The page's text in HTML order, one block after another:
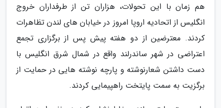
هم زمان با این تحولات، هزاران تن از طرفداران خروج
انگلیس از اتحادیه اروپا امروز در خیابان های لندن تظاهرات
کردند. معترضین از دو هفته پیش پس از برگزاری تجمع
اعتراضی در شهر ساندرلند واقع در شمال شرق انگلیس با
دست داشتن شعارنوشته و پارچه نوشته هایی در حمایت از
برگزیت به سمت پایتخت راهپیمایی کردند.